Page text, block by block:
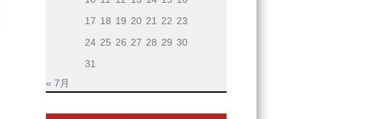
17 18 19 20 21 22 23
24 25 26 27 28 29 30
31
« 7月